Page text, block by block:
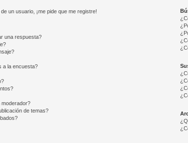
un usuario, ¡me pide que me registre!
una respuesta?
a la encuesta?
moderador?
de temas?